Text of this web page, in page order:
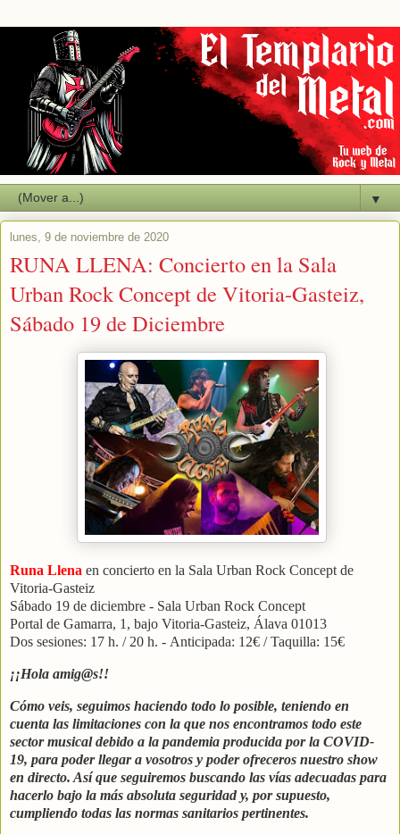
▼
lunes, 9 de noviembre de 2020
RUNA LLENA: Concierto en la Sala
Urban Rock Concept de Vitoria-Gasteiz,
Sábado 19 de Diciembre
Runa Llena en concierto en la Sala Urban Rock Concept de
Vitoria-Gasteiz
Sábado 19 de diciembre - Sala Urban Rock Concept
Portal de Gamarra, 1, bajo Vitoria-Gasteiz, Álava 01013
Dos sesiones: 17 h. / 20 h. - Anticipada: 12€ / Taquilla: 15€
¡¡Hola amig@s!!
Cómo veis, seguimos haciendo todo lo posible, teniendo en
cuenta las limitaciones con la que nos encontramos todo este
sector musical debido a la pandemia producida por la COVID-
19, para poder llegar a vosotros y poder ofreceros nuestro show
en directo. Así que seguiremos buscando las vías adecuadas para
hacerlo bajo la más absoluta seguridad y, por supuesto,
cumpliendo todas las normas sanitarios pertinentes.